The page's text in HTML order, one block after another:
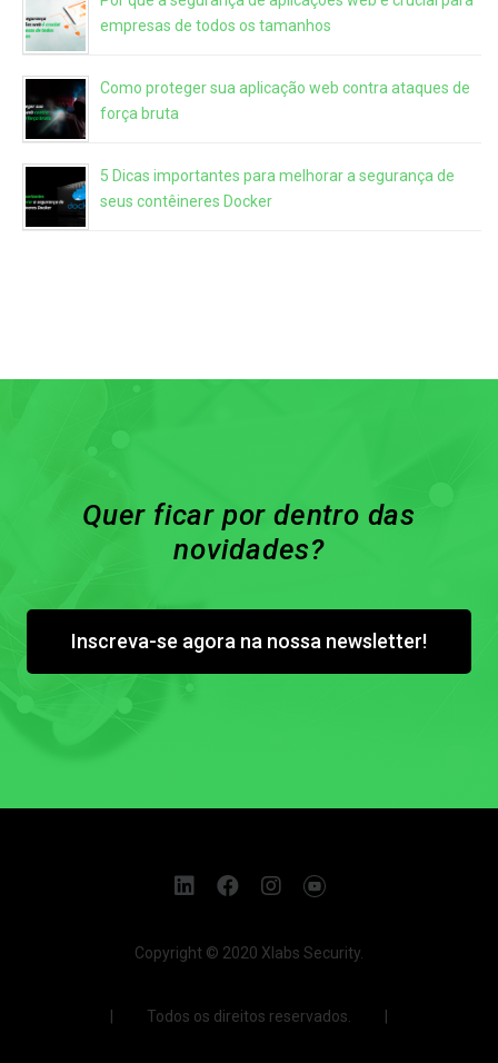
empresas de todos os tamanhos
Como proteger sua aplicação web contra ataques de
força bruta
5 Dicas importantes para melhorar a segurança de
seus contêineres Docker
Quer ficar por dentro das
novidades?
Inscreva-se agora na nossa newsletter!
Copyright © 2020 Xlabs Security.
| Todos os direitos reservados. |